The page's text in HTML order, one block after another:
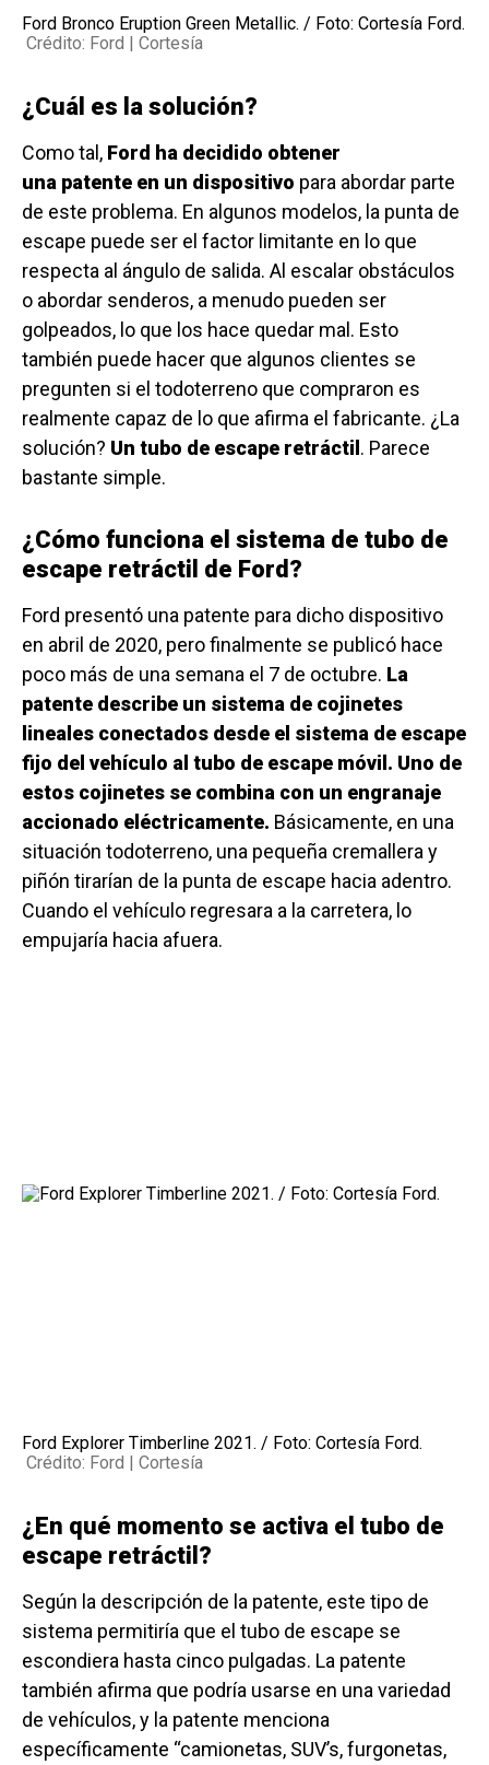
Ford Bronco Eruption Green Metallic. / Foto: Cortesía Ford.
Crédito: Ford | Cortesía
¿Cuál es la solución?
Como tal, Ford ha decidido obtener
una patente en un dispositivo para abordar parte
de este problema. En algunos modelos, la punta de
escape puede ser el factor limitante en lo que
respecta al ángulo de salida. Al escalar obstáculos
o abordar senderos, a menudo pueden ser
golpeados, lo que los hace quedar mal. Esto
también puede hacer que algunos clientes se
pregunten si el todoterreno que compraron es
realmente capaz de lo que afirma el fabricante. ¿La
solución? Un tubo de escape retráctil . Parece
bastante simple.
¿Cómo funciona el sistema de tubo de
escape retráctil de Ford?
Ford presentó una patente para dicho dispositivo
en abril de 2020, pero finalmente se publicó hace
poco más de una semana el 7 de octubre. La
patente describe un sistema de cojinetes
lineales conectados desde el sistema de escape
fijo del vehículo al tubo de escape móvil. Uno de
estos cojinetes se combina con un engranaje
accionado eléctricamente. Básicamente, en una
situación todoterreno, una pequeña cremallera y
piñón tirarían de la punta de escape hacia adentro.
Cuando el vehículo regresara a la carretera, lo
empujaría hacia afuera.
Ford Explorer Timberline 2021. / Foto: Cortesía Ford.
Crédito: Ford | Cortesía
¿En qué momento se activa el tubo de
escape retráctil?
Según la descripción de la patente, este tipo de
sistema permitiría que el tubo de escape se
escondiera hasta cinco pulgadas. La patente
también afirma que podría usarse en una variedad
de vehículos, y la patente menciona
específicamente “camionetas, SUV’s, furgonetas,